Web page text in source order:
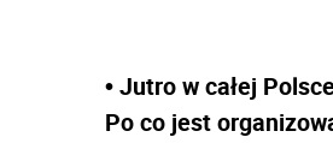
• Jutro w całej
Po co jest